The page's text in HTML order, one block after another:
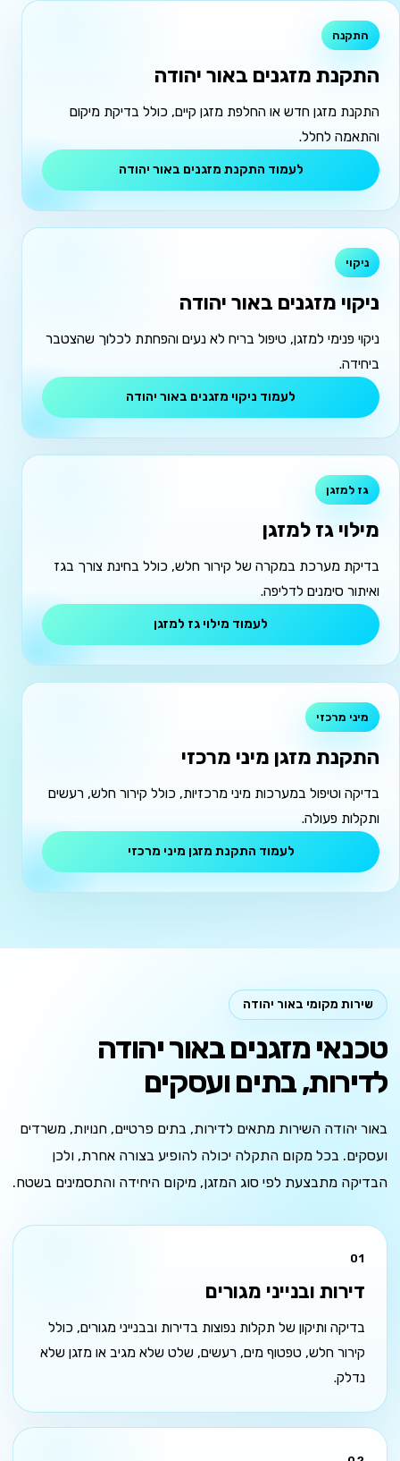
התקנה
התקנת מזגנים באור יהודה
התקנת מזגן חדש או החלפת מזגן קיים, כולל בדיקת מיקום
והתאמה לחלל.
לעמוד התקנת מזגנים באור יהודה
ניקוי
ניקוי מזגנים באור יהודה
ניקוי פנימי למזגן, טיפול בריח לא נעים והפחתת לכלוך שהצטבר
ביחידה.
לעמוד ניקוי מזגנים באור יהודה
גז למזגן
מילוי גז למזגן
בדיקת מערכת במקרה של קירור חלש, כולל בחינת צורך בגז
ואיתור סימנים לדליפה.
לעמוד מילוי גז למזגן
מיני מרכזי
התקנת מזגן מיני מרכזי
בדיקה וטיפול במערכות מיני מרכזיות, כולל קירור חלש, רעשים
ותקלות פעולה.
לעמוד התקנת מזגן מיני מרכזי
שירות מקומי באור יהודה
טכנאי מזגנים באור יהודה
לדירות, בתים ועסקים
באור יהודה השירות מתאים לדירות, בתים פרטיים, חנויות, משרדים
ועסקים. בכל מקום התקלה יכולה להופיע בצורה אחרת, ולכן
הבדיקה מתבצעת לפי סוג המזגן, מיקום היחידה והתסמינים בשטח.
01
דירות ובנייני מגורים
בדיקה ותיקון של תקלות נפוצות בדירות ובבנייני מגורים, כולל
קירור חלש, טפטוף מים, רעשים, שלט שלא מגיב או מזגן שלא
נדלק.